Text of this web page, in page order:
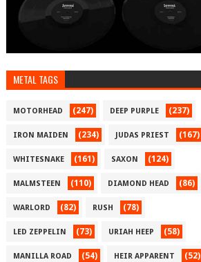
METAL TAGS
MOTORHEAD (247) DEEP PURPLE (237)
IRON MAIDEN (234) JUDAS PRIEST (167)
WHITESNAKE (161) SAXON (124)
MALMSTEEN (110) DIAMOND HEAD (86)
WARLORD (82) RUSH (78)
LED ZEPPELIN (73) URIAH HEEP (58)
MANILLA ROAD (54) HEIR APPARENT (52)